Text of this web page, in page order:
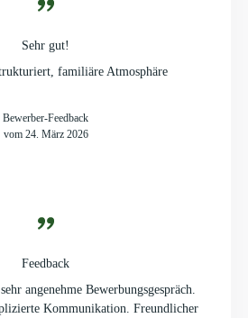
Sehr gut!
familiäre Atmosphäre
Bewerber-Feedback
vom 24. März 2026
Feedback
angenehme Bewerbungsgespräch.
Kommunikation. Freundlicher